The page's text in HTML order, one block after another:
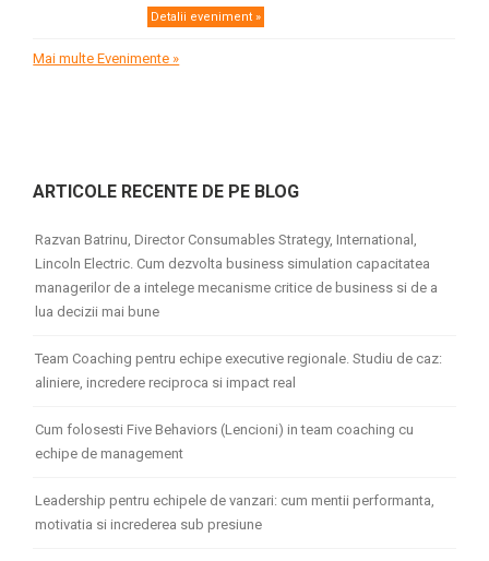
Detalii eveniment »
Mai multe Evenimente »
ARTICOLE RECENTE DE PE BLOG
Razvan Batrinu, Director Consumables Strategy, International,
Lincoln Electric. Cum dezvolta business simulation capacitatea
managerilor de a intelege mecanisme critice de business si de a
lua decizii mai bune
Team Coaching pentru echipe executive regionale. Studiu de caz:
aliniere, incredere reciproca si impact real
Cum folosesti Five Behaviors (Lencioni) in team coaching cu
echipe de management
Leadership pentru echipele de vanzari: cum mentii performanta,
motivatia si increderea sub presiune